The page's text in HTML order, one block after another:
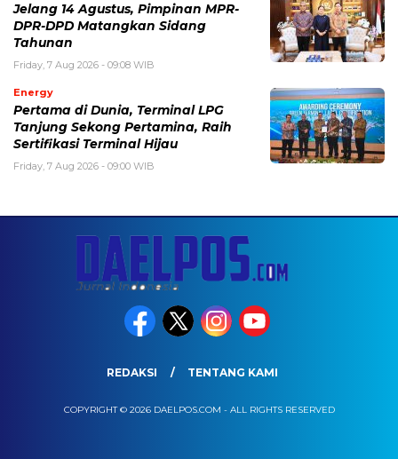
Jelang 14 Agustus, Pimpinan MPR-
DPR-DPD Matangkan Sidang
Tahunan
Friday, 7 Aug 2026 - 09:08 WIB
Energy
Pertama di Dunia, Terminal LPG
Tanjung Sekong Pertamina, Raih
Sertifikasi Terminal Hijau
Friday, 7 Aug 2026 - 09:00 WIB
REDAKSI TENTANG KAMI
COPYRIGHT © 2026 DAELPOS.COM - ALL RIGHTS RESERVED